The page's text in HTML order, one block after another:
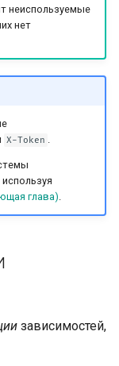
неиспользуемые
нет
X-Token
глава).
зависимостей,